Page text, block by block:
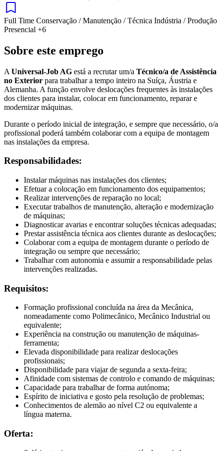
Full Time Conservação / Manutenção / Técnica Indústria / Produção
Presencial +6
Sobre este emprego
A Universal-Job AG está a recrutar um/a Técnico/a de Assistência
no Exterior para trabalhar a tempo inteiro na Suíça, Áustria e
Alemanha. A função envolve deslocações frequentes às instalações
dos clientes para instalar, colocar em funcionamento, reparar e
modernizar máquinas.
Durante o período inicial de integração, e sempre que necessário, o/a
profissional poderá também colaborar com a equipa de montagem
nas instalações da empresa.
Responsabilidades:
Instalar máquinas nas instalações dos clientes;
Efetuar a colocação em funcionamento dos equipamentos;
Realizar intervenções de reparação no local;
Executar trabalhos de manutenção, alteração e modernização
de máquinas;
Diagnosticar avarias e encontrar soluções técnicas adequadas;
Prestar assistência técnica aos clientes durante as deslocações;
Colaborar com a equipa de montagem durante o período de
integração ou sempre que necessário;
Trabalhar com autonomia e assumir a responsabilidade pelas
intervenções realizadas.
Requisitos:
Formação profissional concluída na área da Mecânica,
nomeadamente como Polimecânico, Mecânico Industrial ou
equivalente;
Experiência na construção ou manutenção de máquinas-
ferramenta;
Elevada disponibilidade para realizar deslocações
profissionais;
Disponibilidade para viajar de segunda a sexta-feira;
Afinidade com sistemas de controlo e comando de máquinas;
Capacidade para trabalhar de forma autónoma;
Espírito de iniciativa e gosto pela resolução de problemas;
Conhecimentos de alemão ao nível C2 ou equivalente a
língua materna.
Oferta: